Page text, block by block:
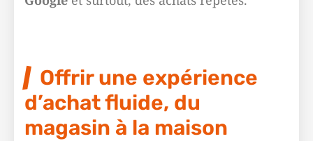
Offrir une expérience
d’achat fluide, du
magasin à la maison